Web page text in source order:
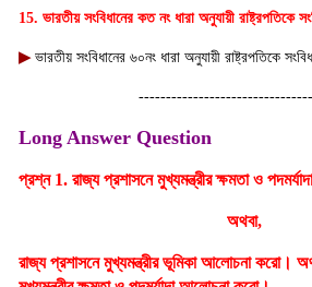
15. ভারতীয় সংবিধানের কত নং ধারা অনুযায়ী রাষ্ট্রপতিকে
▶ ভারতীয় সংবিধানের ৬০নং ধারা অনুযায়ী রাষ্ট্রপতিকে
Long Answer Question
প্রশ্ন 1. রাজ্য প্রশাসনে মুখ্যমন্ত্রীর ক্ষমতা ও
অথবা,
রাজ্য প্রশাসনে মুখ্যমন্ত্রীর ভূমিকা আলোচনা করো।